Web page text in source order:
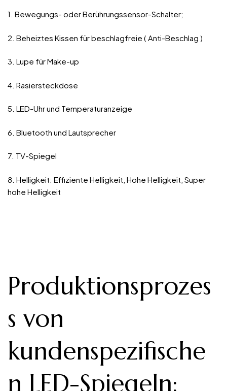
1. Bewegungs- oder Berührungssensor-Schalter;
2. Beheiztes Kissen für beschlagfreie ( Anti-Beschlag )
3. Lupe für Make-up
4. Rasiersteckdose
5. LED-Uhr und Temperaturanzeige
6. Bluetooth und Lautsprecher
7. TV-Spiegel
8. Helligkeit: Effiziente Helligkeit, Hohe Helligkeit, Super
hohe Helligkeit
Produktionsprozes
s von
kundenspezifische
n LED-Spiegeln: